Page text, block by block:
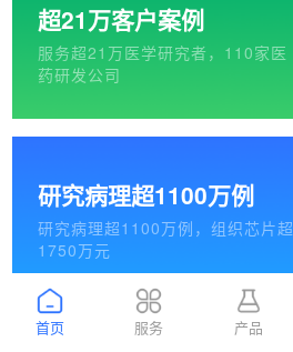
超21万客户案例
服务超21万医学研究者，110家医
药研发公司
研究病理超1100万例
研究病理超1100万例，组织芯片超
1750万元
首页 服务 产品